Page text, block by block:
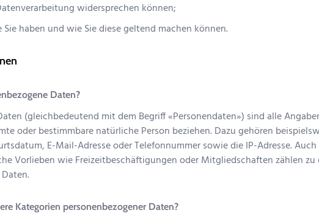
widersprechen können;
Sie haben und wie Sie diese geltend machen können.
Daten?
(gleichbedeutend mit dem Begriff «Personendaten») sind alle
oder bestimmbare natürliche Person beziehen. Dazu gehören
E-Mail-Adresse oder Telefonnummer sowie die IP-Adresse. Auch
Vorlieben wie Freizeitbeschäftigungen oder Mitgliedschaften zählen zu
Kategorien personenbezogener Daten?